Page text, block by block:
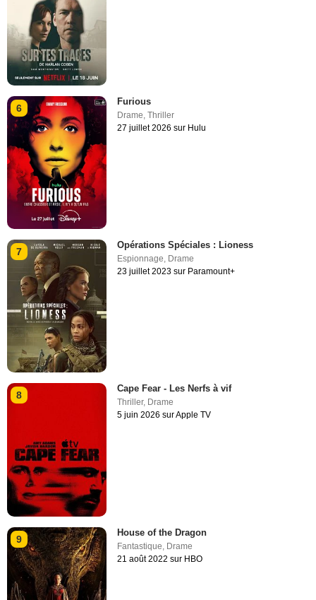
6
Furious
Drame ,Thriller
27 juillet 2026 sur Hulu
7
Opérations Spéciales : Lioness
Espionnage, Drame
23 juillet 2023 sur Paramount+
8
Cape Fear - Les Nerfs à vif
Thriller, Drame
5 juin 2026 sur Apple TV
9
House of the Dragon
Fantastique Drame
21 août 2022 sur HBO